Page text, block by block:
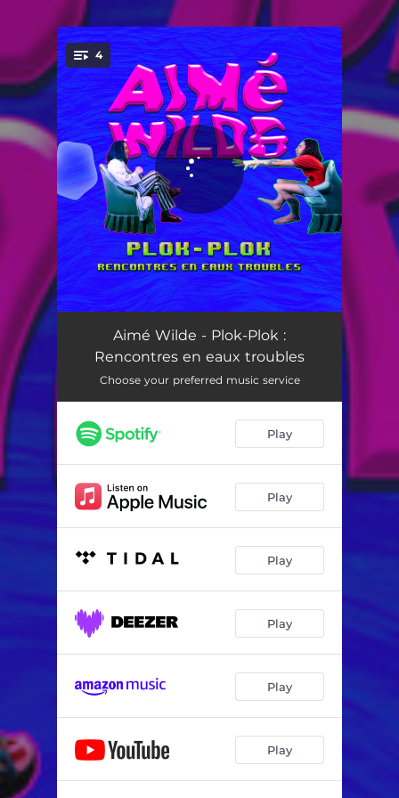
You're all set!
4
Intr'eau
La bête née (niveau 1 - 5ooom) 03:50
Ton nom (niveau 2 - 4ooom) 03:50
Outr'eau 05:45
Aimé Wilde - Plok-Plok :
Rencontres en eaux troubles
Choose your preferred music service
Play
Play
Play
Play
Play
Play